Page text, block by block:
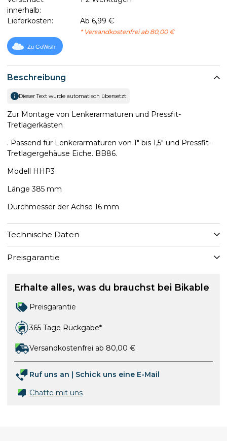
Beschreibung
Dieser Text wurde automatisch übersetzt
Zur Montage von Lenkerarmaturen und Pressfit-
Tretlagerkästen
. Passend für Lenkerarmaturen von 1" bis 1,5" und Pressfit-
Tretlagergehäuse Eiche. BB86.
Modell HHP3
Länge 385 mm
Durchmesser der Achse 16 mm
Technische Daten
Preisgarantie
innerhalb:
Lieferkosten: Ab 6,99 €
* Versandkostenfrei ab 80,00 €
Zu GoWish
Erhalte alles, was du brauchst bei Bikable
Preisgarantie
365 Tage Rückgabe*
Versandkostenfrei ab 80,00 €
Ruf uns an
Schick uns eine E-Mail
Chatte mit uns